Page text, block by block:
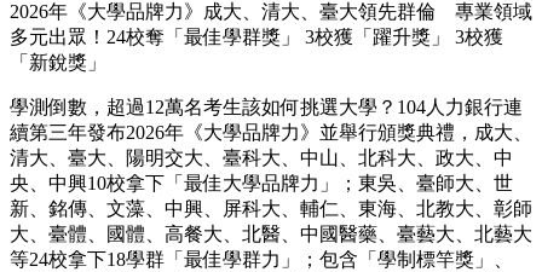
2026年《大學品牌力》成大、清大、臺大領先群倫 專業領域
多元出眾！24校奪「最佳學群獎」 3校獲「躍升獎」 3校獲
「新銳獎」
學測倒數，超過12萬名考生該如何挑選大學？104人力銀行連
續第三年發布2026年《大學品牌力》並舉行頒獎典禮，成大、
清大、臺大、陽明交大、臺科大、中山、北科大、政大、中
央、中興10校拿下「最佳大學品牌力」；東吳、臺師大、世
新、銘傳、文藻、中興、屏科大、輔仁、東海、北教大、彰師
大、臺體、國體、高餐大、北醫、中國醫藥、臺藝大、北藝大
等24校拿下18學群「最佳學群力」；包含「學制標竿獎」、